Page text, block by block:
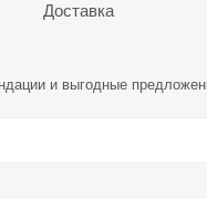
Доставка
и выгодные